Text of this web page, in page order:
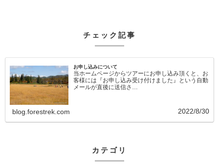
チェック記事
お申し込みについて
当ホームページからツアーにお申し込み頂くと、お
客様には『お申し込み受け付けました』という自動
メールが直後に送信さ…
blog.forestrek.com 2022/8/30
カテゴリ